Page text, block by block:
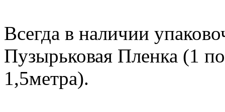
Всегда в наличии
Пузырьковая Пленка (1
1,5метра).